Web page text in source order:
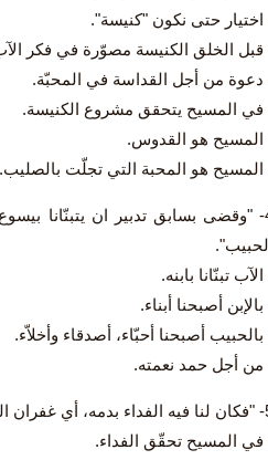
اختيار حتى نكون "كنيسة".
قبل الخلق الكنيسة مصوّرة في فكر
دعوة من أجل القداسة في المحبّة.
في المسيح يتحقق مشروع الكنيسة.
المسيح هو القدوس.
المسيح هو المحبة التي تجلّت بالصليب.
4- "وقضى بسابق تدبير ان يتبنّانا
تبنّانا بابنه.
أصبحنا أبناء.
أصبحنا أحبّاء، أصدقاء وأخلاّء.
من أجل حمد نعمته.
بكلّ ما فيها من حكمة وفهم":
في المسيح تحقّق الفداء.